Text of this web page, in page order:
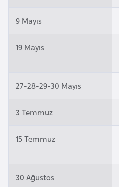
9 Mayıs
19 Mayıs
27-28-29-30 Mayıs
3 Temmuz
15 Temmuz
30 Ağustos
o
n
e
s
k
u